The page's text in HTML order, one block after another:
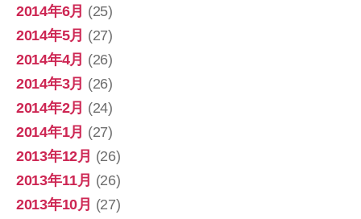
2014年6月 (25)
2014年5月 (27)
2014年4月 (26)
2014年3月 (26)
2014年2月 (24)
2014年1月 (27)
2013年12月 (26)
2013年11月 (26)
2013年10月 (27)